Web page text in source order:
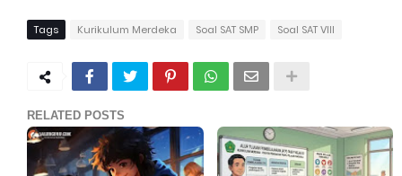
Tags Kurikulum Merdeka Soal SAT SMP Soal SAT VIII
RELATED POSTS